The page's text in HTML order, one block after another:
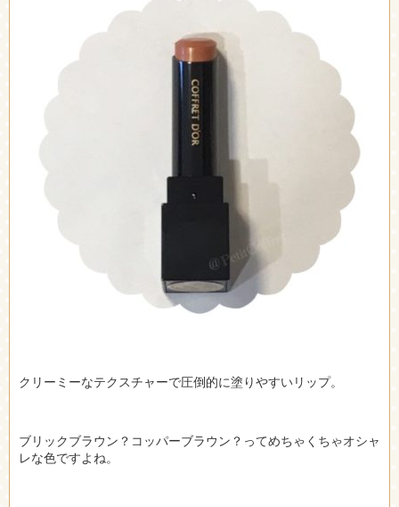
クリーミーなテクスチャーで圧倒的に塗りやすいリップ。
ブリックブラウン？コッパーブラウン？ってめちゃくちゃオシャ
レな色ですよね。